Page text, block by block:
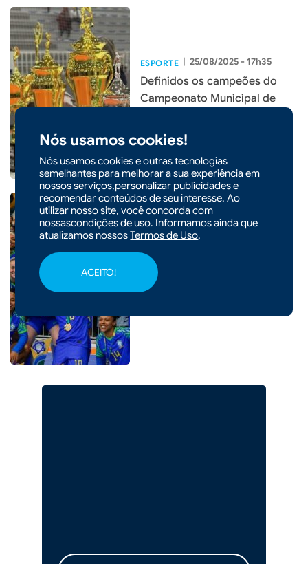
Nós usamos cookies!
Nós usamos cookies e outras tecnologias
semelhantes para melhorar a sua experiência em
nossos serviços,personalizar publicidades e
recomendar conteúdos de seu interesse. Ao
utilizar nosso site, você concorda com
nossascondições de uso. Informamos ainda que
atualizamos nossosTermos de Uso.
ACEITO!
ESPORTE | 25/08/2025 - 17h35
Definidos os campeões do
Campeonato Municipal de
ESPORTE | 25/08/2025 - 09h36
Brasil conquista
tricampeonato do Torneio
Internacional de Futsal